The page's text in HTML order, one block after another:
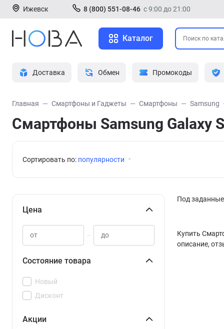
Ижевск 8 (800) 551-08-46 с 9:00 до 21:00
Каталог
Доставка Обмен Промокоды
Главная Смартфоны и Гаджеты Смартфоны Samsung
Смартфоны Samsung Galaxy
Сортировать по: популярности
Цена
–
Состояние товара
Новый
Дисконт
Акции
Под
Купить
описание,